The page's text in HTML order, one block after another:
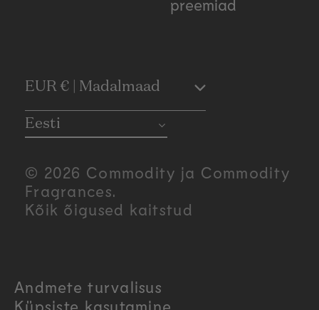
preemiad
C
o
u
n
y
EUR € | Madalmaad
Eesti
© 2026 Commodity ja Commodity
Fragrances.
Kõik õigused kaitstud
Andmete turvalisus
Küpsiste kasutamine